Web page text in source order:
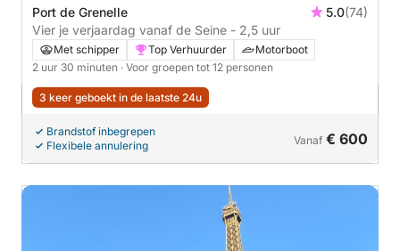
Port de Grenelle 5.0(74)
Vier je verjaardag vanaf de Seine - 2,5 uur
Met schipper Top Verhuurder
Motorboot
2 uur 30 minuten · Voor groepen tot 12 personen
3 keer geboekt in de laatste 24u
Brandstof inbegrepen
Flexibele annulering
Vanaf € 600